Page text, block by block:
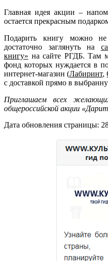
Главная идея акции –
остается прекрасным
Подарить книгу можно
достаточно заглянуть на
книгу» на сайте РГДБ. Там
фонд которых нуждается в
интернет-магазин (Лабиринт,
с доставкой прямо в
Приглашаем всех
общероссийской акции
Дата обновления страницы: